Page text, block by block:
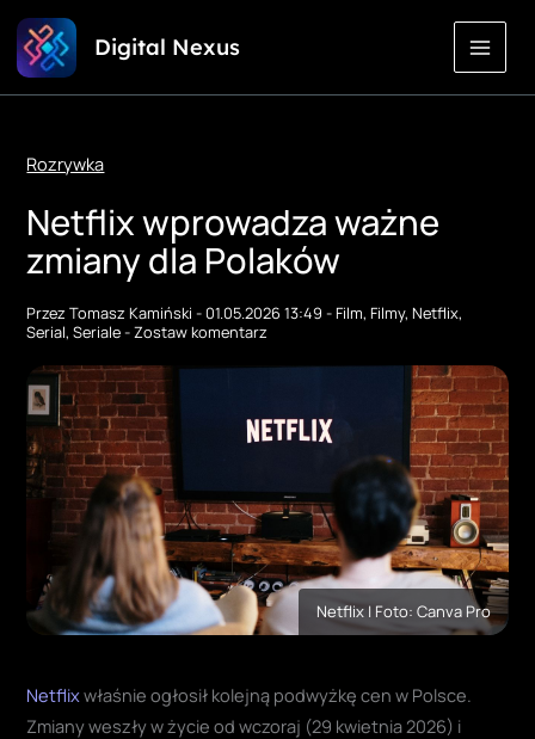
Przejdź
do
treści
Digital Nexus
Rozrywka
Netflix wprowadza ważne
zmiany dla Polaków
PrzezTomasz Kamiński-01.05.2026 13:49-Film,Filmy,Netflix,
Serial,Seriale-Zostaw komentarz
Netflix | Foto: Canva Pro
Netflixwłaśnie ogłosił kolejną podwyżkę cen w Polsce.
Zmiany weszły w życie od wczoraj (29 kwietnia 2026) i